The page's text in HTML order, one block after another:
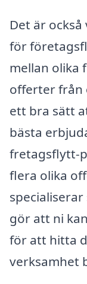
Det är
för
mellan olika
offerter från
ett bra sätt
bästa
fretagsflytt-
flera olika
gör att ni
för att hitta
verksamhet